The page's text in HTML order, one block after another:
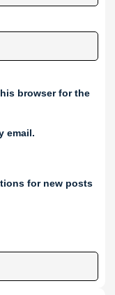
browser for the
email.
for new posts